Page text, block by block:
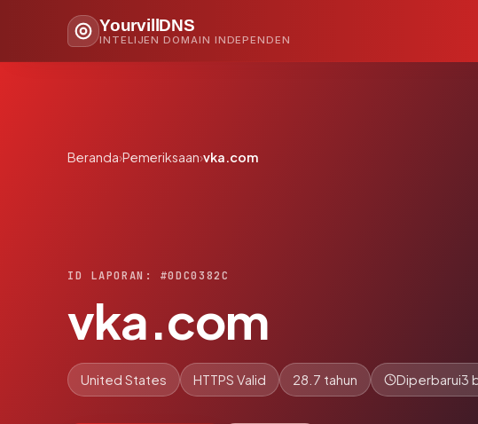
YourvillDNS
INTELIJEN DOMAIN INDEPENDEN
Beranda›Pemeriksaan›vka.com
ID LAPORAN: #0DC0382C
vka.com
United States HTTPS Valid 28.7 tahun Diperbarui3